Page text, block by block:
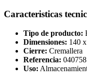
Caracteristicas
Tipo de producto:
Dimensiones: 140
Cierre: Cremallera
Referencia: 040758
Uso: